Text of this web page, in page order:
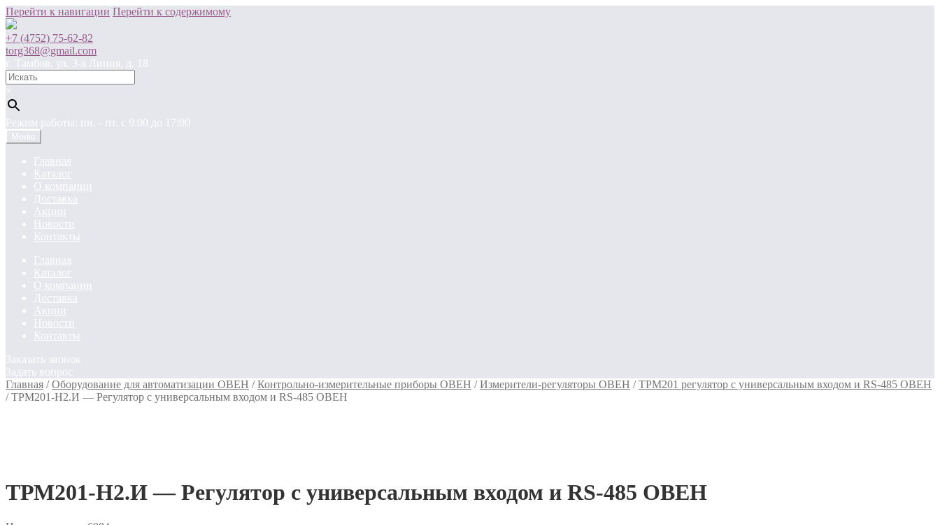
Перейти к навигации Перейти к содержимому
+7 (4752) 75-62-82
torg368@gmail.com
г. Тамбов, ул. 3-я Линия, д. 18
×
Режим работы: пн. - пт. c 9:00 до 17:00
Меню
Главная
Каталог
О компании
Доставка
Акции
Новости
Контакты
Главная
Каталог
О компании
Доставка
Акции
Новости
Контакты
Заказать звонок
Задать вопрос
Главная /Оборудование для автоматизации ОВЕН /Контрольно-измерительные приборы ОВЕН /Измерители-регуляторы ОВЕН /ТРМ201 регулятор с универсальным входом и RS-485 ОВЕН
/ТРМ201-Н2.И — Регулятор с универсальным входом и RS-485 ОВЕН
ТРМ201-Н2.И — Регулятор с универсальным входом и RS-485 ОВЕН